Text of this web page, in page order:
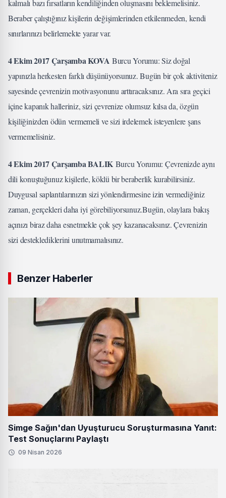
kalmalı bazı fırsatların kendiliğinden oluşmasını beklemelisiniz.
Beraber çalıştığınız kişilerin değişimlerinden etkilenmeden, kendi
sınırlarınızı belirlemekte yarar var.
4 Ekim 2017 Çarşamba KOVA Burcu Yorumu: Siz doğal
yapınızla herkesten farklı düşünüyorsunuz. Bugün bir çok aktiviteniz
sayesinde çevrenizin motivasyonunu arttıracaksınız. Ara sıra geçici
içine kapanık halleriniz, sizi çevrenize olumsuz kılsa da, özgün
kişiliğinizden ödün vermemeli ve sizi irdelemek isteyenlere şans
vermemelisiniz.
4 Ekim 2017 Çarşamba BALIKBurcu Yorumu: Çevrenizde aynı
dili konuştuğunuz kişilerle, köklü bir beraberlik kurabilirsiniz.
Duygusal saplantılarınızın sizi yönlendirmesine izin vermediğiniz
zaman, gerçekleri daha iyi görebiliyorsunuz.Bugün, olaylara bakış
açınızı biraz daha esnetmekle çok şey kazanacaksınız. Çevrenizin
sizi desteklediklerini unutmamalısınız.
Benzer Haberler
Simge Sağın'dan Uyuşturucu Soruşturmasına Yanıt:
Test Sonuçlarını Paylaştı
09 Nisan 2026